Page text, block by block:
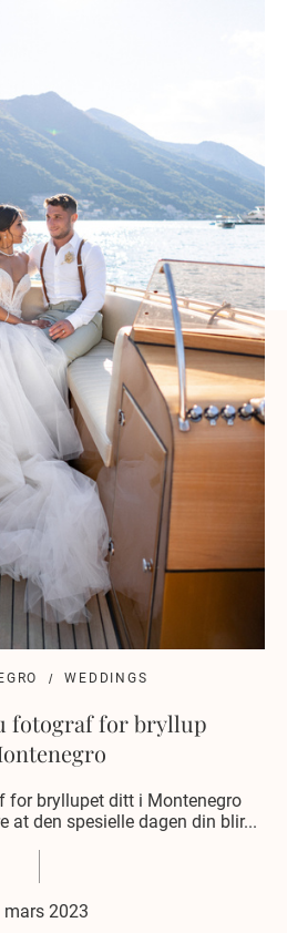
WEDDINGS
fotograf for bryllup
for bryllupet ditt i Montenegro
at den spesielle dagen din blir...
mars 2023